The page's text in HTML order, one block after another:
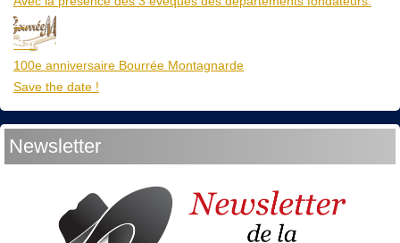
20
Mar
100e anniversaire Bourrée Montagnarde
Save the date !
Newsletter